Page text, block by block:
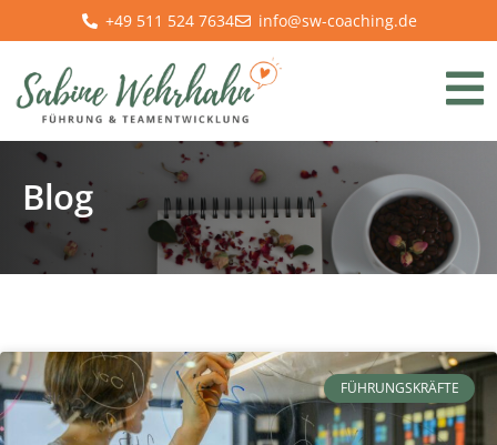
+49 511 524 7634 info@sw-coaching.de
Blog
FÜHRUNGSKRÄFTE